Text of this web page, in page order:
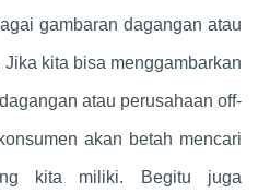
gambaran dagangan atau
kita bisa menggambarkan
atau perusahaan off-
akan betah mencari
kita miliki. Begitu juga